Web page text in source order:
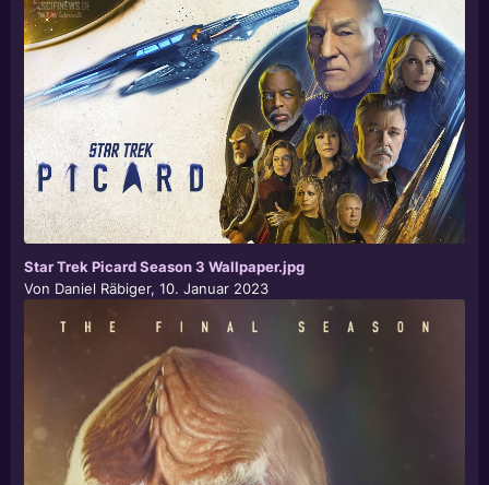
Star Trek Picard Season 3 Wallpaper.jpg
Von Daniel Räbiger, 10. Januar 2023